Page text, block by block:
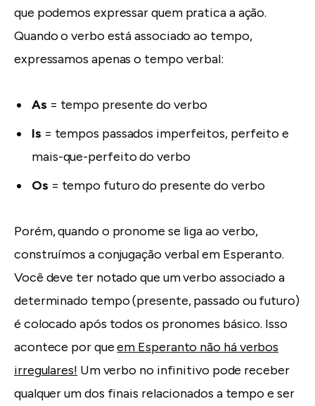
que podemos expressar quem pratica a ação.
Quando o verbo está associado ao tempo,
expressamos apenas o tempo verbal:
As = tempo presente do verbo
Is = tempos passados imperfeitos, perfeito e
mais-que-perfeito do verbo
Os = tempo futuro do presente do verbo
Porém, quando o pronome se liga ao verbo,
construímos a conjugação verbal em Esperanto.
Você deve ter notado que um verbo associado a
determinado tempo (presente, passado ou futuro)
é colocado após todos os pronomes básico. Isso
acontece por queem Esperanto não há verbos
irregulares! Um verbo no infinitivo pode receber
qualquer um dos finais relacionados a tempo e ser